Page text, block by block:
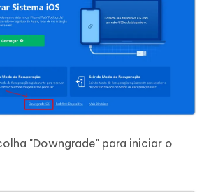
"Downgrade" para iniciar o